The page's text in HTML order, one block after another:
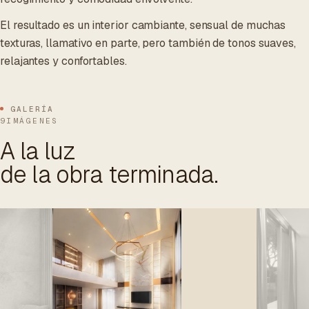
El resultado es un interior cambiante, sensual de muchas
texturas, llamativo en parte, pero también de tonos suaves,
relajantes y confortables.
GALERÍA
9IMÁGENES
A la luz
de la obra terminada.